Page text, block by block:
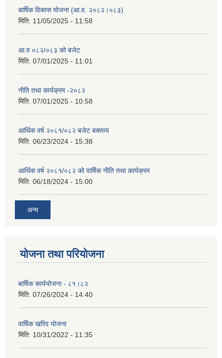
बार्षिक विकास योजना (आ.व. २०८२।०८३)
मिति: 11/05/2025 - 11:58
आ.व ०८२/०८३ को बजेट
मिति: 07/01/2025 - 11:01
नीति तथा कार्यक्रम -२०८२
मिति: 07/01/2025 - 10:58
आर्थिक वर्ष २०८१/०८२ बजेट बक्तव्य
मिति: 06/23/2024 - 15:38
आर्थिक वर्ष २०८१/०८२ काे वार्षिक नीति तथा कार्यक्रम
मिति: 06/18/2024 - 15:00
अन्य
योजना तथा परियोजना
बार्षिक कार्ययोजना - ८१।८२
मिति: 07/26/2024 - 14:40
वार्षिक खरिद योजना
मिति: 10/31/2022 - 11:35